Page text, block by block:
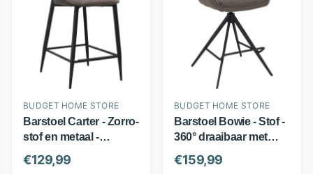
BUDGET HOME STORE
Barstoel Carter - Zorro-
stof en metaal -
Gevoerde rugleuning -
Antraciet - Budget
€129,99
BUDGET HOME STORE
Barstoel Bowie - Stof -
360° draaibaar met
armleuningen - Bruin -
Budget Home Store
€159,99